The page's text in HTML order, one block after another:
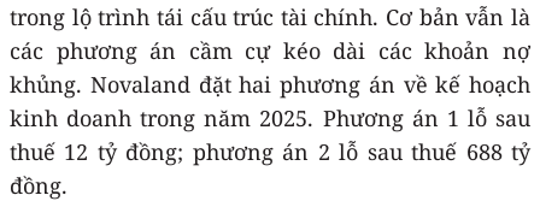
trong lộ trình tái cấu trúc tài chính. Cơ bản vẫn là
các phương án cầm cự kéo dài các khoản nợ
khủng. Novaland đặt hai phương án về kế hoạch
kinh doanh trong năm 2025. Phương án 1 lỗ sau
thuế 12 tỷ đồng; phương án 2 lỗ sau thuế 688 tỷ
đồng.